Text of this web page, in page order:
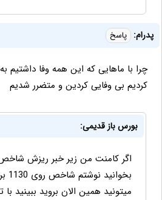
پدرام: پاسخ
چرا با ماهایی که این همه وفا داشتیم
کردیم بی وفایی کردین و متضرر شدیم
بورس باز قدیمی:
اگر کامنت من زیر خبر ریزش شاخص
میتونید همین الان بروید ببینید